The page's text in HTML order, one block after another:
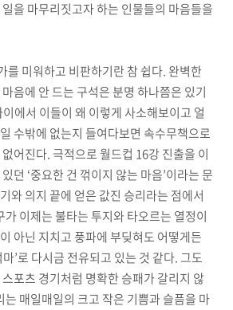
을 마무리짓고자 하는 인물들의 마음들을
를 미워하고 비판하기란 참 쉽다. 완벽한
음에 안 드는 구석은 분명 하나쯤은 있기
에서 이들이 왜 이렇게 사소해보이고 얼
수밖에 없는지 들여다보면 속수무책으로
어진다. 극적으로 월드컵 16강 진출을 이
던 ‘중요한 건 꺾이지 않는 마음’이라는 문
와 의지 끝에 얻은 값진 승리라는 점에서
이제는 불타는 투지와 타오르는 열정이
아닌 지치고 풍파에 부딪혀도 어떻게든
’로 다시금 전유되고 있는 것 같다. 그도
포츠 경기처럼 명확한 승패가 갈리지 않
는 매일매일의 크고 작은 기쁨과 슬픔을 마